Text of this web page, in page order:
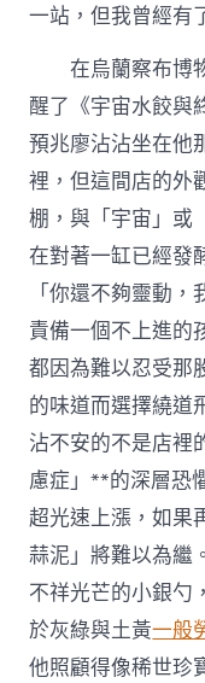
一站，但我曾經有
在烏蘭察布博
醒了《宇宙水餃與
預兆廖沾沾坐在他
裡，但這間店的外
棚，與「宇宙」或
在對著一缸已經發
「你還不夠靈動
責備一個不上進的
都因為難以忍受那
的味道而選擇繞道
沾不安的不是店裡
慮症」**的深層恐
超光速上漲，如果
蒜泥」將難以為繼
不祥光芒的小銀勺
於灰綠與土黃一般
他照顧得像稀世珍